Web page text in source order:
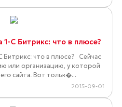
1-С Битрикс: что в плюсе?
Битрикс: что в плюсе? Сейчас
или организацию, у которой
сайта. Вот тольк�...
2015-09-01